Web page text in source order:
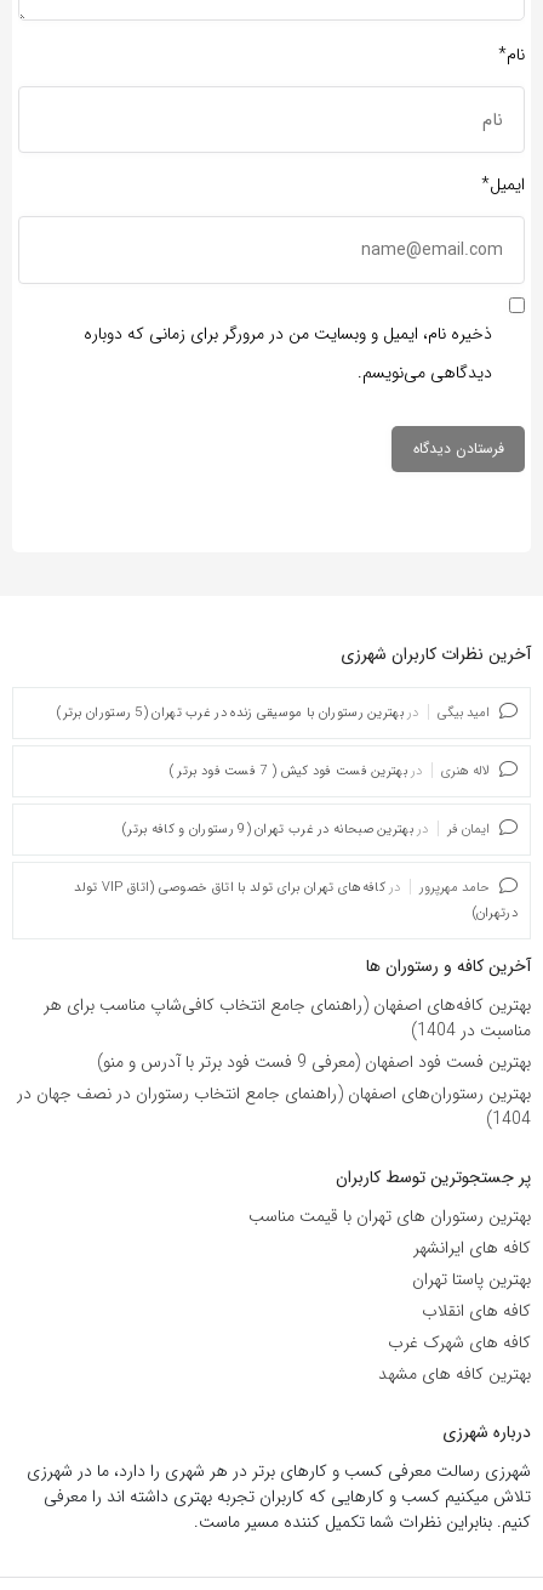
نام*
ایمیل*
ذخیره نام، ایمیل و وبسایت من در مرورگر برای زمانی که دوباره
دیدگاهی می‌نویسم.
آخرین نظرات کاربران شهرزی
امید بیگی در بهترین رستوران با موسیقی زنده در غرب تهران (5 رستوران برتر)
لاله هنری در بهترین فست فود کیش ( 7 فست فود برتر )
ایمان فر در بهترین صبحانه در غرب تهران (9 رستوران و کافه برتر)
حامد مهرپرور در
کافه‌های تهران برای تولد با اتاق خصوصی (اتاق VIP تولد
درتهران)
آخرین کافه و رستوران ها
بهترین کافه‌های اصفهان (راهنمای جامع انتخاب کافی‌شاپ مناسب برای هر
مناسبت در 1404)
بهترین فست فود اصفهان (معرفی 9 فست فود برتر با آدرس و منو)
بهترین رستوران‌های اصفهان (راهنمای جامع انتخاب رستوران در نصف جهان در
1404)
پر جستجوترین توسط کاربران
بهترین رستوران های تهران با قیمت مناسب
کافه های ایرانشهر
بهترین پاستا تهران
کافه های انقلاب
کافه های شهرک غرب
بهترین کافه های مشهد
درباره شهرزی
شهرزی رسالت معرفی کسب و کارهای برتر در هر شهری را دارد، ما در شهرزی
تلاش میکنیم کسب و کارهایی که کاربران تجربه بهتری داشته اند را معرفی
کنیم. بنابراین نظرات شما تکمیل کننده مسیر ماست.